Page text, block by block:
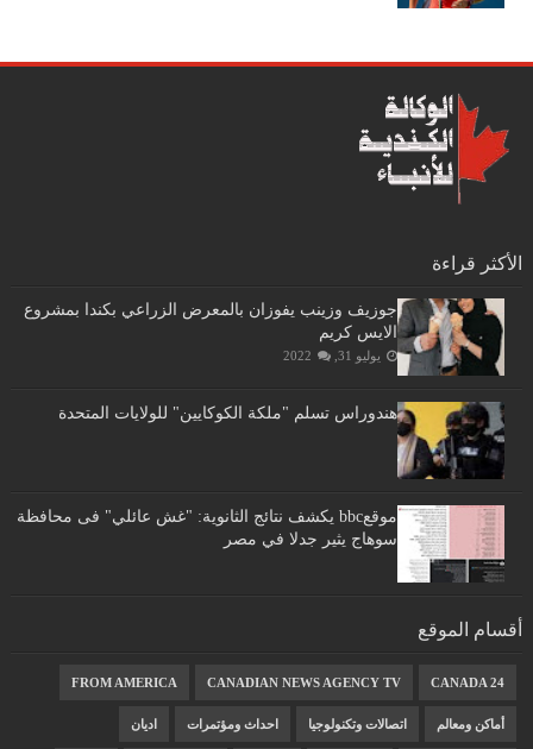
الأكثر قراءة
جوزيف وزينب يفوزان بالمعرض الزراعي بكندا بمشروع
الايس كريم
يوليو 31, 2022
هندوراس تسلم "ملكة الكوكايين" للولايات المتحدة
موقعbbc يكشف نتائج الثانوية: "غش عائلي" فى محافظة
سوهاج يثير جدلا في مصر
أقسام الموقع
CANADA 24
CANADIAN NEWS AGENCY TV
FROM AMERICA
أماكن ومعالم اتصالات وتكنولوجيا احداث ومؤتمرات اديان